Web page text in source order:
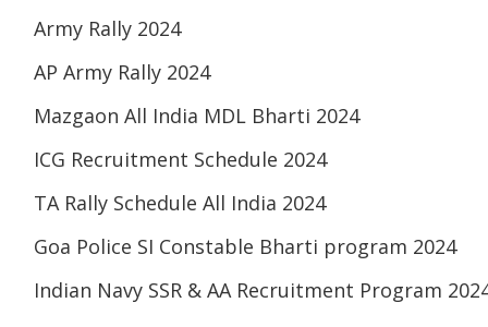
Army Rally 2024
AP Army Rally 2024
Mazgaon All India MDL Bharti 2024
ICG Recruitment Schedule 2024
TA Rally Schedule All India 2024
Goa Police SI Constable Bharti program 2024
Indian Navy SSR & AA Recruitment Program